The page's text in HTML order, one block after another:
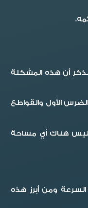
أن هذه المشكلة
كلًا من الضرس الأول والقواطع
ليس هناك أي مساحة
ومن أبرز هذه